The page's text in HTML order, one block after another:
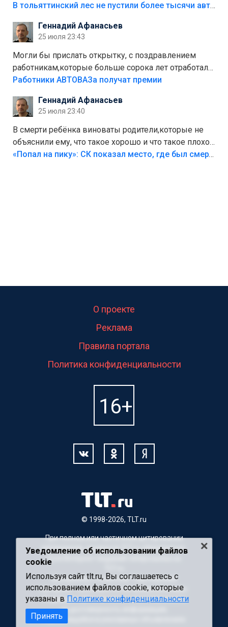
костры,тех надо безбожно штрафовать.Камер полно
Штрафы мизерные.
В тольяттинский лес не пустили более тысячи автомобилей
Геннадий Афанасьев
25 июля 23:43
Могли бы прислать открытку, с поздравлением
работникам,которые больше сорока лет отработали
на предприятии.
Работники АВТОВАЗа получат премии
Геннадий Афанасьев
25 июля 23:40
В смерти ребёнка виноваты родители,которые не
объяснили ему, что такое хорошо и что такое плохо!
Лезть через такой забор,верх безумия,есть же
«Попал на пику»: СК показал место, где был смертельно травмирован ребенок в Тольятти
© 1998-2026, TLT.ru
О проекте
Реклама
Правила портала
Политика конфиденциальности
При полном или частичном цитировании
материалов, ссылка на TLT.ru обязательна.
Для Интернет-изданий гиперссылка на
Материалы с пометкой "Партнерский
материал" публикуются на правах рекламы.
Редакция сайта не несет ответственности
за достоверность информации,
содержащейся в рекламных объявлениях
Уведомление об использовании файлов
cookie
Используя сайт tlt.ru, Вы соглашаетесь с
использованием файлов cookie, которые
указаны в Политике конфиденциальности
Принять